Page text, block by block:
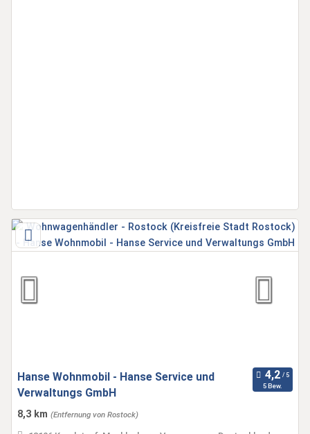
Hanse Wohnmobil - Hanse Service und
Verwaltungs GmbH
5 Bew.
8,3 km (Entfernung von Rostock)